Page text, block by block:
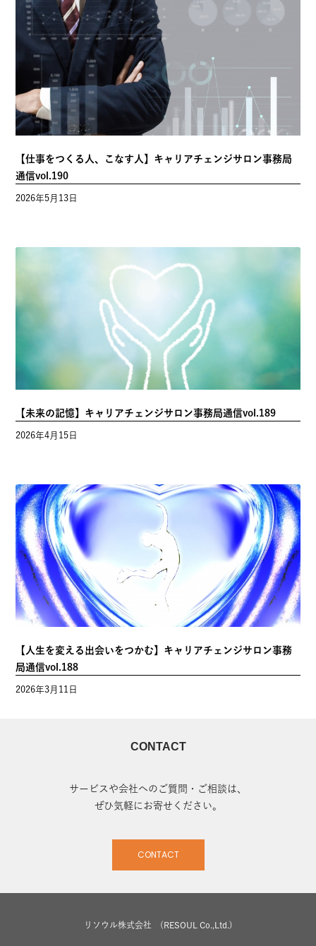
【仕事をつくる人、こなす人】キャリアチェンジサロン事務局
通信vol.190
2026年5月13日
【未来の記憶】キャリアチェンジサロン事務局通信vol.189
2026年4月15日
【人生を変える出会いをつかむ】キャリアチェンジサロン事務
局通信vol.188
2026年3月11日
CONTACT
サービスや会社へのご質問・ご相談は、
ぜひ気軽にお寄せください。
CONTACT
リソウル株式会社 (RESOUL Co.,Ltd.)